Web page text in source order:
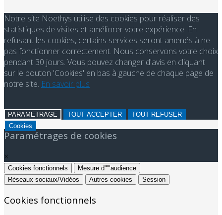
Notre site Noethys utilise des cookies pour réaliser des
statistiques de visites et améliorer votre expérience. En
refusant les cookies, certains services seront amenés à ne
pas fonctionner correctement. Nous conservons votre choix
pendant 30 jours. Vous pouvez changer d'avis en cliquant
sur le bouton 'Cookies' en bas à gauche de chaque page de
notre site. En savoir plus
PARAMETRAGE TOUT ACCEPTER
TOUT REFUSER
Cookies
Paramétrages de cookies
×
Cookies fonctionnels
Mesure d"'"audience
Réseaux sociaux/Vidéos
Autres cookies Session
Cookies fonctionnels